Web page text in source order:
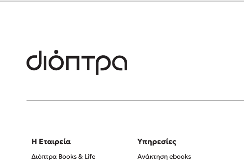
Η Εταιρεία
Διόπτρα Books & Life
Υπηρεσίες
Ανάκτηση ebooks